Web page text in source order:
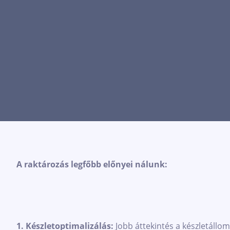
A raktározás legfőbb előnyei nálunk:
1. Készletoptimalizálás: Jobb áttekintés a